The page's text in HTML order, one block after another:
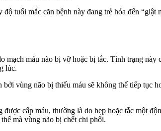
tuổi mắc căn bệnh này đang trẻ hóa đến
mạch máu não bị vỡ hoặc bị tắc. Tình trạng
lúc.
vùng não bị thiếu máu sẽ không thể tiếp
cấp máu, thường là do hẹp hoặc tắc một
mà vùng não bị chết chi phối.